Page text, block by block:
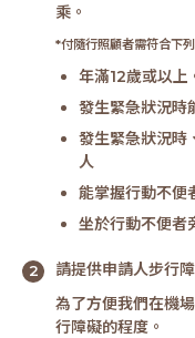
乘。
*付隨行照顧者需符合下
年滿12歲或以上
發生緊急狀況時
發生緊急狀況時
人
能掌握行動不便
坐於行動不便者
請提供申請人步行
為了方便我們在機
行障礙的程度。